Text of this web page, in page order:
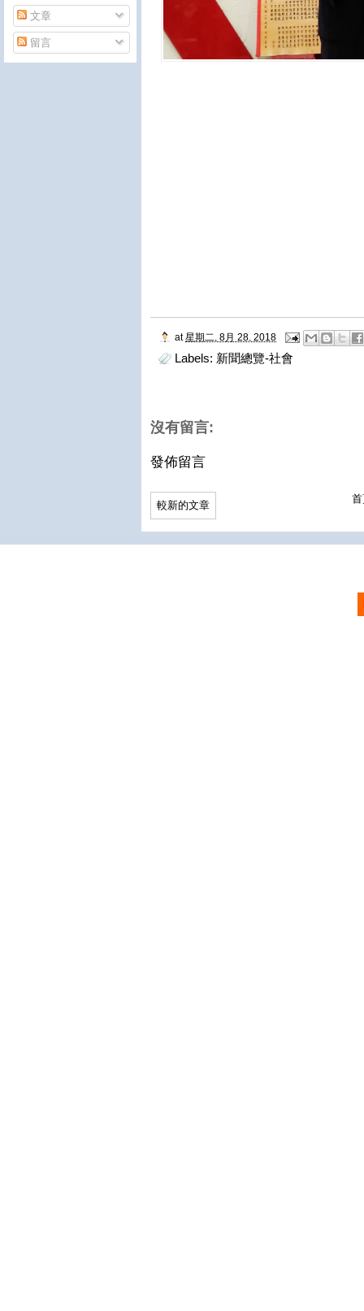
at 星期二, 8月 28, 2018
Labels: 新聞總覽-社會
沒有留言:
發佈留言
較新的文章
文章
留言